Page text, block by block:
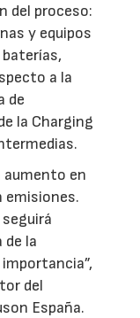
del proceso:
y equipos
a la
de
la Charging
aumento en
emisiones.
de la
del
España.